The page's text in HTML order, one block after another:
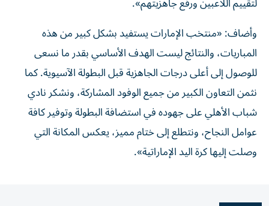
وأضاف: «منتخب الإمارات يستفيد بشكل كبير من هذه
المباريات، والنتائج ليست الهدف الأساسي بقدر ما نسعى
للوصول إلى أعلى درجات الجاهزية قبل البطولة الآسيوية. كما
نثمن التعاون الكبير من جميع الوفود المشاركة، ونشكر نادي
شباب الأهلي على جهوده في استضافة البطولة وتوفير كافة
عوامل النجاح، ونتطلع إلى ختام مميز، يعكس المكانة التي
وصلت إليها كرة اليد الإماراتية».